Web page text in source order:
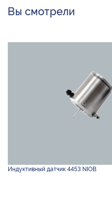
Вы смотрели
Индуктивный датчик 4453 NIOB